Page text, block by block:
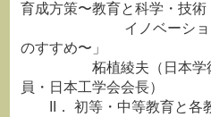
育成方策〜教育と科学・技術
イノベーションの
のすすめ〜」
柘植綾夫（日本学術
員・日本工学会会長）
II． 初等・中等教育と各